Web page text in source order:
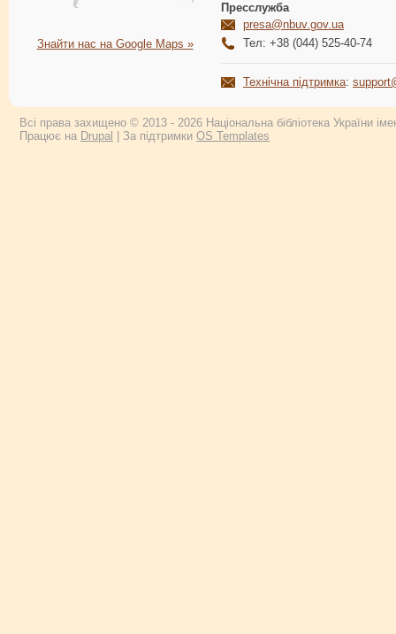
Знайти нас на Google Maps »
Пресслужба
presa@nbuv.gov.ua
Тел: +38 (044) 525-40-74
Технічна підтримка:
Всі права захищено © 2013 - 2026 Національна бібліотека України
Працює на Drupal | За підтримки OS Templates